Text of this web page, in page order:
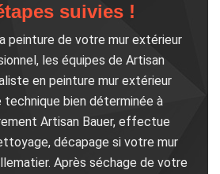
suivies !
peinture de votre mur extérieur
les équipes de Artisan
en peinture mur extérieur
bien déterminée à
Artisan Bauer, effectue
décapage si votre mur
Après séchage de votre